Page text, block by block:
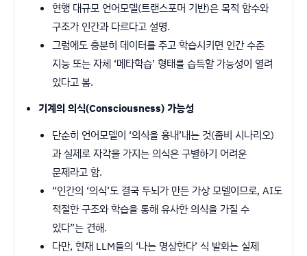
현행 대규모 언어모델(트랜스포머 기반)은 목적 함수와
구조가 인간과 다르다고 설명.
그럼에도 충분히 데이터를 주고 학습시키면 인간 수준
지능 또는 자체 ‘메타학습’ 형태를 습득할 가능성이 열려
있다고 봄.
기계의 의식(Consciousness) 가능성
단순히 언어모델이 ‘의식을 흉내’내는 것(좀비 시나리오)
과 실제로 자각을 가지는 의식은 구별하기 어려운
문제라고 함.
“인간의 ‘의식’도 결국 두뇌가 만든 가상 모델이므로, AI도
적절한 구조와 학습을 통해 유사한 의식을 가질 수
있다”는 견해.
다만, 현재 LLM들의 ‘나는 명상한다’ 식 발화는 실제